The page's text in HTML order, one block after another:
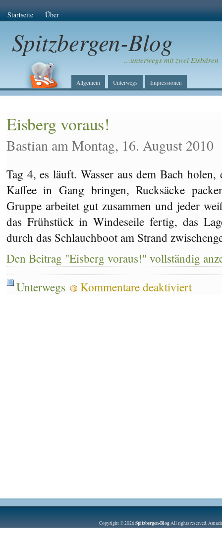
Startseite Über
Spitzbergen-Blog
…unterwegs mit zwei Eisbären
Allgemein Unterwegs Impressionen
Eisberg voraus!
Bastian am Montag, 16. August 2010
Tag 4, es läuft. Wasser aus dem Bach
Kaffee in Gang bringen, Rucksäcke
Gruppe arbeitet gut zusammen und jeder
das Frühstück in Windeseile fertig, das
durch das Schlauchboot am Strand
Den Beitrag "Eisberg voraus!" vollständig
Unterwegs
Kommentare deaktiviertEisberg
Copyright © 2026Spitzbergen-BlogAll rights reserved.